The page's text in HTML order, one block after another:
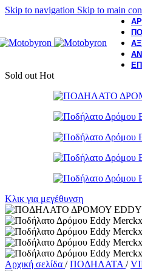
Skip to navigation Skip to main
Sold out Hot
Κλικ για μεγέθυνση
Αρχική σελίδα / ΠΟΔΗΛΑΤΑ /